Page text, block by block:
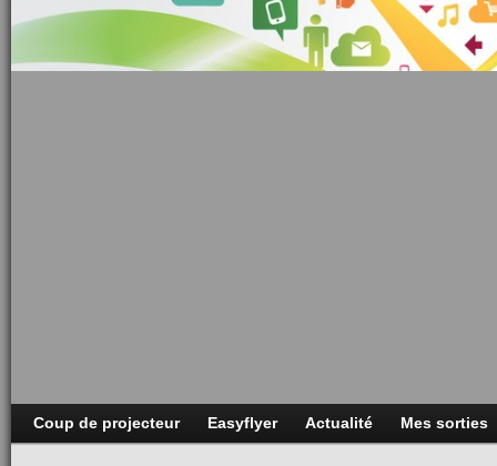
Coup de projecteur Easyflyer Actualité Mes sorties